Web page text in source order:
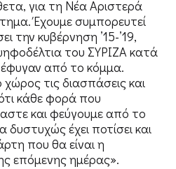
για τη Νέα Αριστερά
Έχουμε συμπορευτεί
την κυβέρνηση ’15-’19,
του ΣΥΡΙΖΑ κατά
από το κόμμα.
τις διασπάσεις και
κάθε φορά που
και φεύγουμε από το
έχει ποτίσει και
που θα είναι η
επόμενης ημέρας».